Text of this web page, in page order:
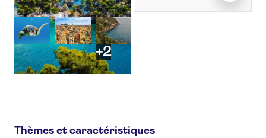
+2
Thèmes et caractéristiques